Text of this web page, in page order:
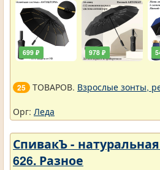
699 ₽ 978 ₽
25 ТОВАРОВ. Взрослые зонты,
Орг: Леда
СпивакЪ -
626. Разное